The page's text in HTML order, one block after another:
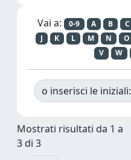
Vai a: 0-9 A B C
J
K L M N O
V
W
o inserisci le iniziali:
Mostrati risultati da 1 a
3 di 3